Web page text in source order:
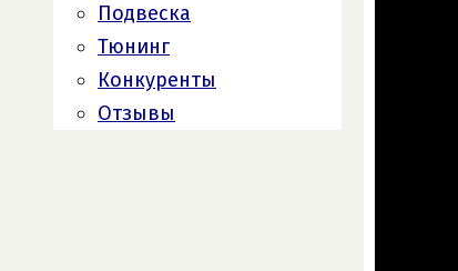
Подвеска
Тюнинг
Конкуренты
Отзывы